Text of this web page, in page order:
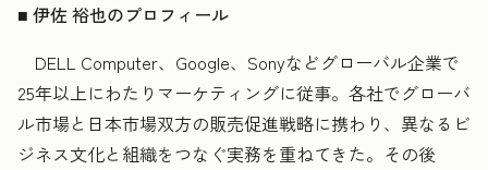
■ 伊佐 裕也のプロフィール
DELL Computer、Google、Sonyなどグローバル企業で
25年以上にわたりマーケティングに従事。各社でグローバ
ル市場と日本市場双方の販売促進戦略に携わり、異なるビ
ジネス文化と組織をつなぐ実務を重ねてきた。その後